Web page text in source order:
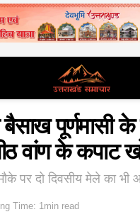
पूर्णमासी
वांण के कपाट
पर दो दिवसीय मेले का भी
Time: 1min read